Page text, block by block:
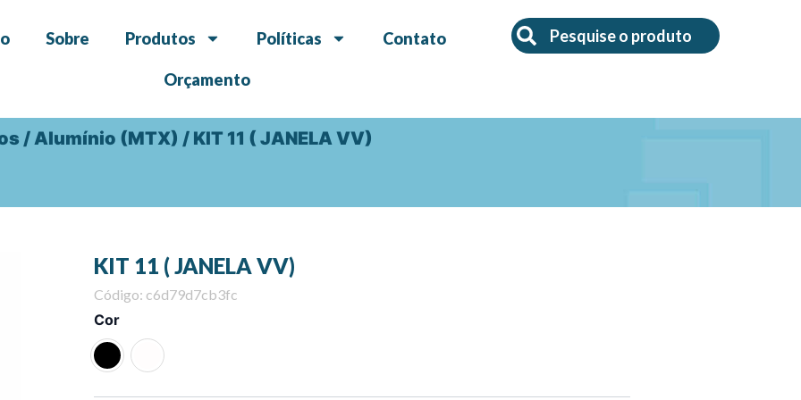
Sobre Produtos Políticas Contato
Orçamento
SearchSearch
/Alumínio (MTX) / KIT 11 ( JANELA VV)
KIT 11 ( JANELA VV)
Código: c6d79d7cb3fc
Cor
KIT
11
(
JANELA